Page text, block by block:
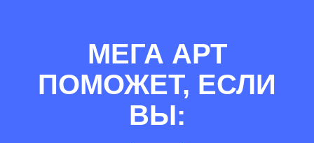
МЕГА АРТ
ПОМОЖЕТ, ЕСЛИ
ВЫ: